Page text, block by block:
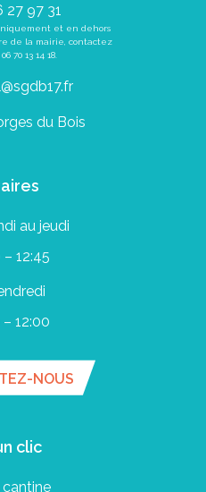
27 97 31
et en dehors
de la mairie, contactez
06 70 13 14 18
du Bois
au jeudi
12:45
12:00
NOUS
clic
cantine